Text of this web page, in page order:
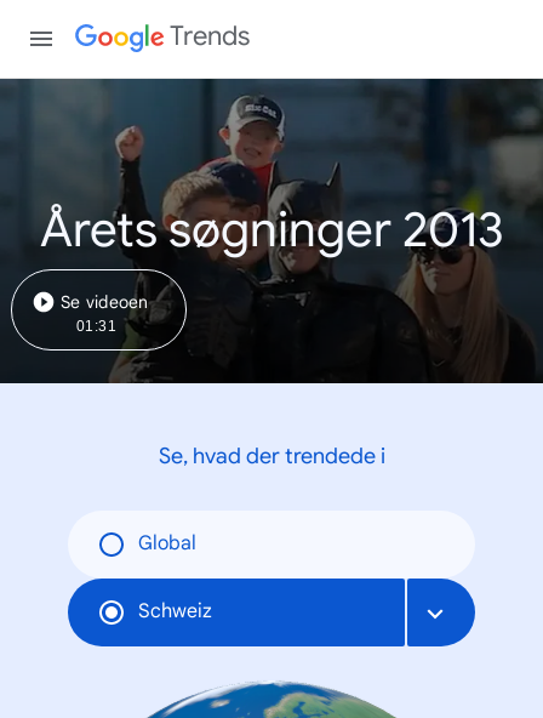
Trends
Årets søgninger 2013
Se videoen
01:31
Se, hvad der trendede i
Global
Schweiz